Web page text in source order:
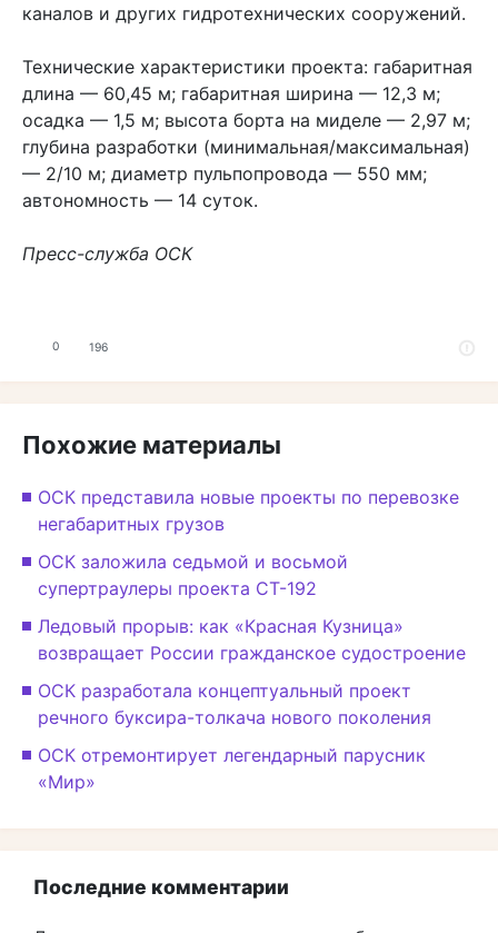
каналов и других гидротехнических сооружений.
Технические характеристики проекта: габаритная
длина — 60,45 м; габаритная ширина — 12,3 м;
осадка — 1,5 м; высота борта на миделе — 2,97 м;
глубина разработки (минимальная/максимальная)
— 2/10 м; диаметр пульпопровода — 550 мм;
автономность — 14 суток.
Пресс-служба ОСК
0 196
Похожие материалы
ОСК представила новые проекты по перевозке
негабаритных грузов
ОСК заложила седьмой и восьмой
супертраулеры проекта СТ-192
Ледовый прорыв: как «Красная Кузница»
возвращает России гражданское судостроение
ОСК разработала концептуальный проект
речного буксира-толкача нового поколения
ОСК отремонтирует легендарный парусник
«Мир»
Последние комментарии